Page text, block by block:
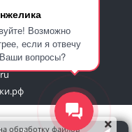
Возможно
если я отвечу
вопросы?данных
обработку файлов